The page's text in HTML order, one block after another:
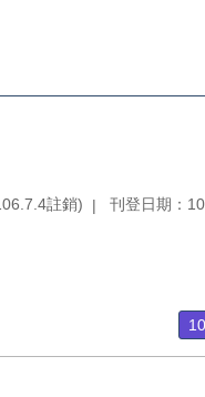
註銷) 刊登日期：